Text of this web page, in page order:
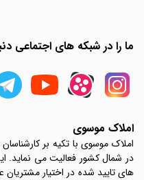
ما را در شبکه های اجتماعی
املاک موسوی
املاک موسوی با تکیه بر
در شمال کشور فعالیت می نماید.
های تایید شده در اختیار